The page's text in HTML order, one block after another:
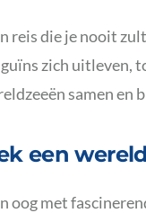
reis die je nooit
zich uitleven,
samen en
een
oog met